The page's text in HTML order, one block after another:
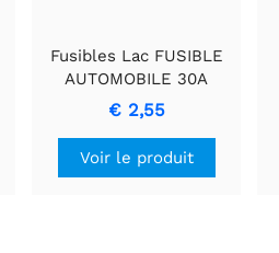
Fusibles Lac FUSIBLE
AUTOMOBILE 30A
(VERT) - Fusible pour
protection de circuit
€ 2,55
Voir le produit